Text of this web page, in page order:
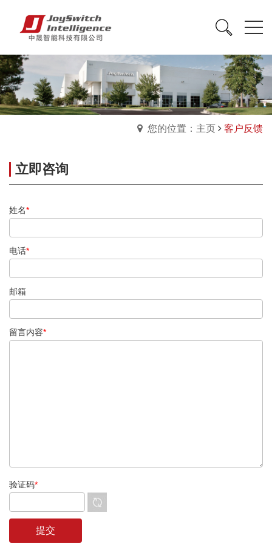
您的位置：主页 客户反馈
立即咨询
姓名*
电话*
邮箱
留言内容*
验证码*